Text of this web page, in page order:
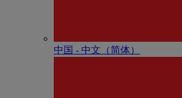
中国 - 中⽂（简体）